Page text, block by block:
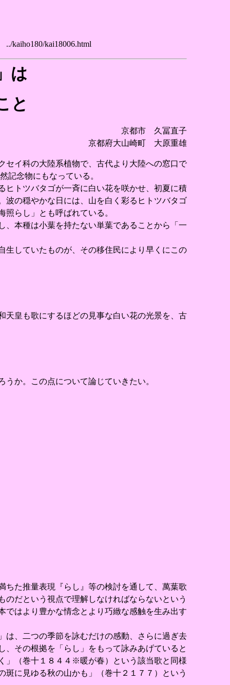
kaiho180/kai18006.html
は
と
京都市 久冨直子
京都府大山崎町 大原重雄
イ科の大陸系植物で、古代より大陸への窓口で
記念物にもなっている。
トツバタゴが一斉に白い花を咲かせ、初夏に積
波の穏やかな日には、山を白く彩るヒトツバタゴ
らし」とも呼ばれている。
本種は小葉を持たない単葉であることから「一
していたものが、その移住民により早くにこの
皇も歌にするほどの見事な白い花の光景を、古
か。この点について論じていきたい。
た推量表現『らし』等の検討を通して、萬葉歌
だという視点で理解しなければならないという
ではより豊かな情念とより巧緻な感触を生み出す
、二つの季節を詠むだけの感動、さらに過ぎ去
その根拠を「らし」をもって詠みあげていると
」（巻十１８４４※暖が春）という該当歌と同様
に見ゆる秋の山かも」（巻十２１７７）という